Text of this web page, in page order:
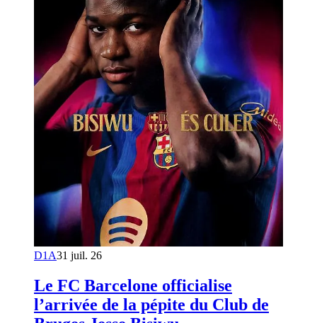
D1A31 juil. 26
Le FC Barcelone officialise
l’arrivée de la pépite du Club de